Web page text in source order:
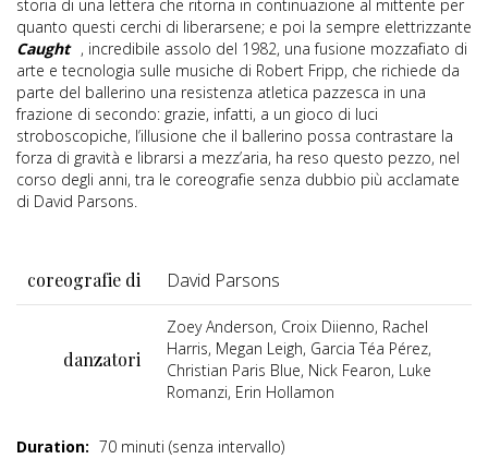
storia di una lettera che ritorna in continuazione al mittente per
quanto questi cerchi di liberarsene; e poi la sempre elettrizzante
Caught , incredibile assolo del 1982, una fusione mozzafiato di
arte e tecnologia sulle musiche di Robert Fripp, che richiede da
parte del ballerino una resistenza atletica pazzesca in una
frazione di secondo: grazie, infatti, a un gioco di luci
stroboscopiche, l’illusione che il ballerino possa contrastare la
forza di gravità e librarsi a mezz’aria, ha reso questo pezzo, nel
corso degli anni, tra le coreografie senza dubbio più acclamate
di David Parsons.
coreografie di David Parsons
danzatori
Zoey Anderson, Croix Diienno, Rachel
Harris, Megan Leigh, Garcia Téa Pérez,
Christian Paris Blue, Nick Fearon, Luke
Romanzi, Erin Hollamon
Duration: 70 minuti (senza intervallo)